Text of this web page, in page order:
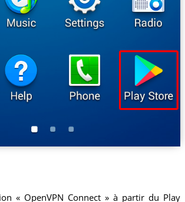
« OpenVPN Connect » à partir du Play